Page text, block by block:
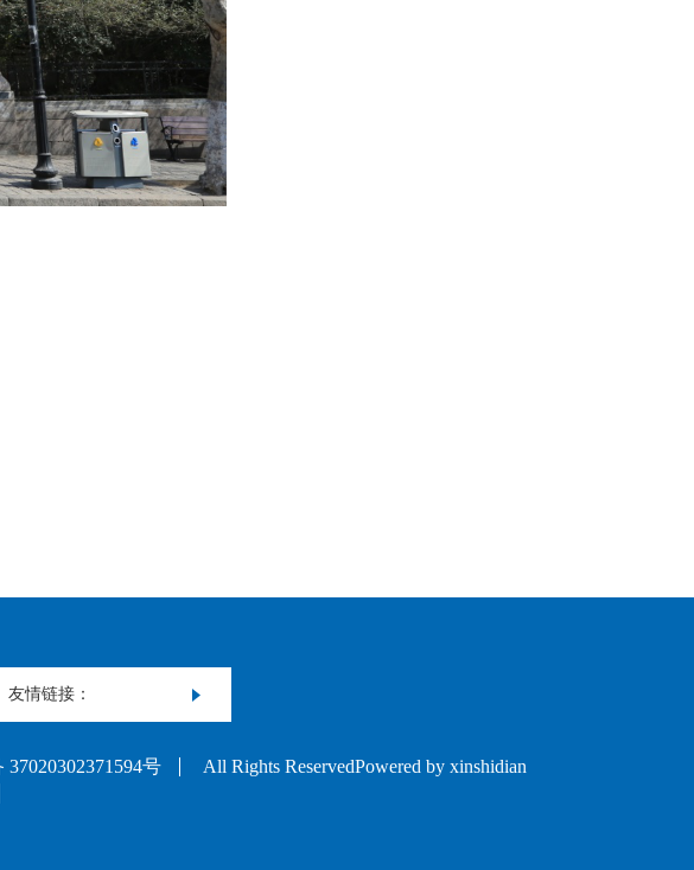
友情链接：
号 All Rights ReservedPowered by xinshidian